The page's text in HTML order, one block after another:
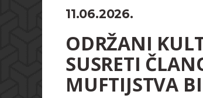
11.06.2026.
ODRŽANI
SUSRETI
MUFTIJSTVA